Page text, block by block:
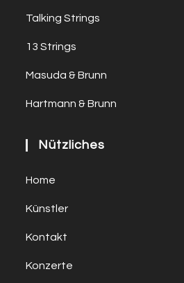
Talking Strings
13 Strings
Masuda & Brunn
Hartmann & Brunn
Nützliches
Home
Künstler
Kontakt
Konzerte